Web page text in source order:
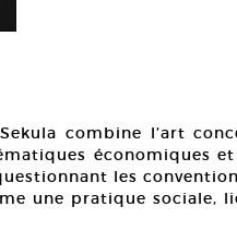
combine l’art
économiques et
les
une pratique sociale,